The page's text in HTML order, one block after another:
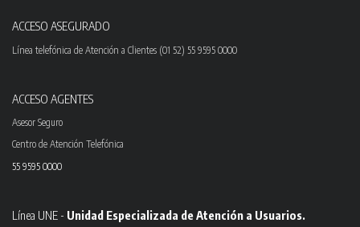
ACCESO ASEGURADO
Línea telefónica de Atención a Clientes (01 52) 55 9595 0000
ACCESO AGENTES
Asesor Seguro
Centro de Atención Telefónica
55 9595 0000
Línea UNE - Unidad Especializada de Atención a Usuarios.